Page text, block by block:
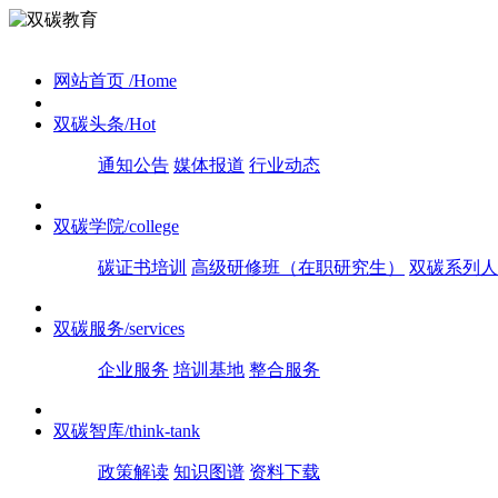
网站首页 /Home
双碳头条/Hot
通知公告 媒体报道 行业动态
双碳学院/college
碳证书培训 高级研修班（在职研究生） 双碳系列
双碳服务/services
企业服务 培训基地 整合服务
双碳智库/think-tank
政策解读 知识图谱 资料下载